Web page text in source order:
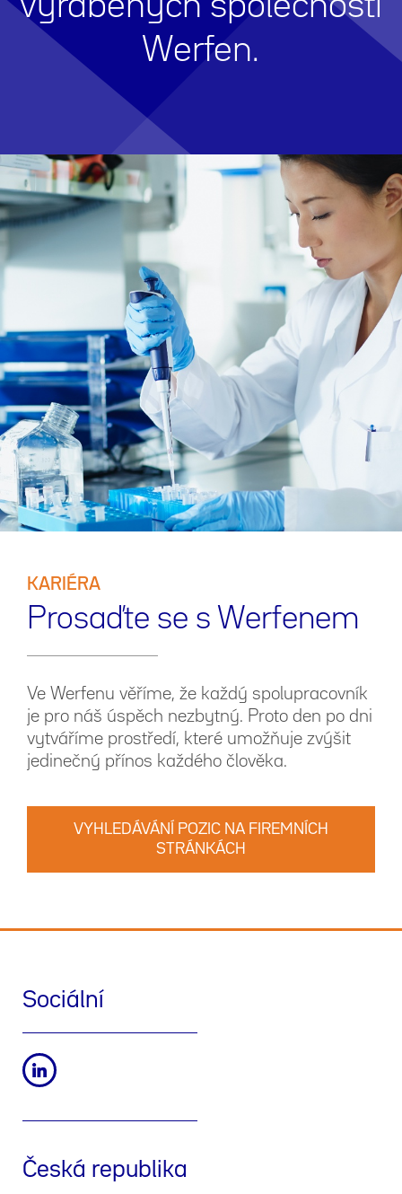
vyráběných společností
Werfen.
KARIÉRA
Prosaďte se s Werfenem
Ve Werfenu věříme, že každý spolupracovník
je pro náš úspěch nezbytný. Proto den po dni
vytváříme prostředí, které umožňuje zvýšit
jedinečný přínos každého člověka.
VYHLEDÁVÁNÍ POZIC NA FIREMNÍCH
STRÁNKÁCH
Sociální
Česká republika